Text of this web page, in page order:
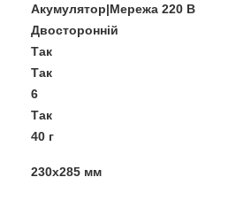
Акумулятор|Мережа 220 В
Двосторонній
Так
Так
6
Так
40 г
230х285 мм